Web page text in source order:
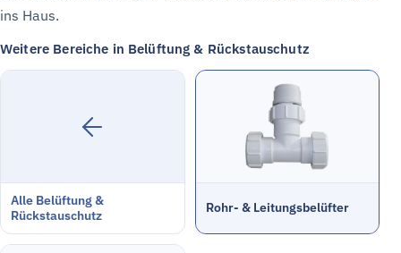
ins Haus.
Weitere Bereiche in Belüftung & Rückstauschutz
Alle Belüftung &
Rückstauschutz
Rohr- & Leitungsbelüfter